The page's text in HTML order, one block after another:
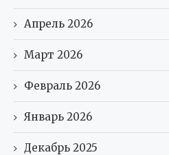
Апрель 2026
Март 2026
Февраль 2026
Январь 2026
Декабрь 2025